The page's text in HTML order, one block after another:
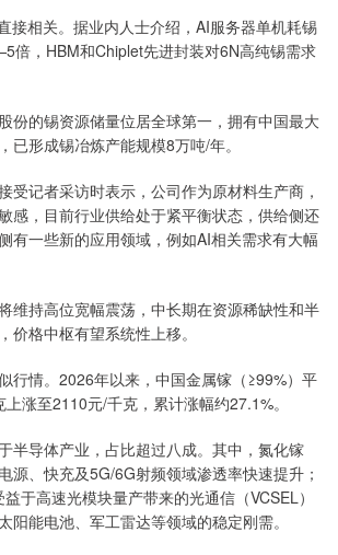
接相关。据业内人士介绍，AI服务器单机耗锡
倍，HBM和Chiplet先进封装对6N高纯锡需求
份的锡资源储量位居全球第一，拥有中国最大
已形成锡冶炼产能规模8万吨/年。
受记者采访时表示，公司作为原材料生产商，
感，目前行业供给处于紧平衡状态，供给侧还
有一些新的应用领域，例如AI相关需求有大幅
维持高位宽幅震荡，中长期在资源稀缺性和半
价格中枢有望系统性上移。
行情。2026年以来，中国金属镓（≥99%）平
涨至2110元/千克，累计涨幅约27.1%。
半导体产业，占比超过八成。其中，氮化镓
源、快充及5G/6G射频领域渗透率快速提升；
于高速光模块量产带来的光通信（VCSEL）
阳能电池、军工雷达等领域的稳定刚需。